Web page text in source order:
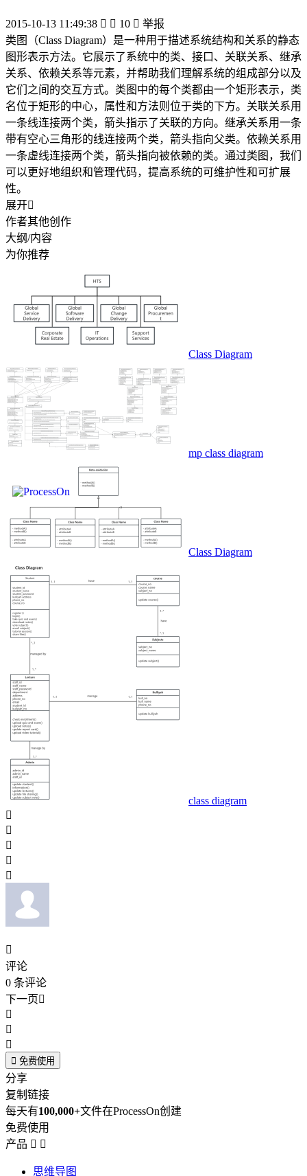
2015-10-13 11:49:38   10  举报
类图（Class Diagram）是一种用于描述系统结构和关系的静态
图形表示方法。它展示了系统中的类、接口、关联关系、继承
关系、依赖关系等元素，并帮助我们理解系统的组成部分以及
它们之间的交互方式。类图中的每个类都由一个矩形表示，类
名位于矩形的中心，属性和方法则位于类的下方。关联关系用
一条线连接两个类，箭头指示了关联的方向。继承关系用一条
带有空心三角形的线连接两个类，箭头指向父类。依赖关系用
一条虚线连接两个类，箭头指向被依赖的类。通过类图，我们
可以更好地组织和管理代码，提高系统的可维护性和可扩展
性。
展开
作者其他创作
大纲/内容
为你推荐
Class Diagram
mp class diagram
Class Diagram
class diagram






评论
0 条评论
下一页



 免费使用
分享
复制链接
每天有100,000+文件在ProcessOn创建
免费使用
产品  
思维导图